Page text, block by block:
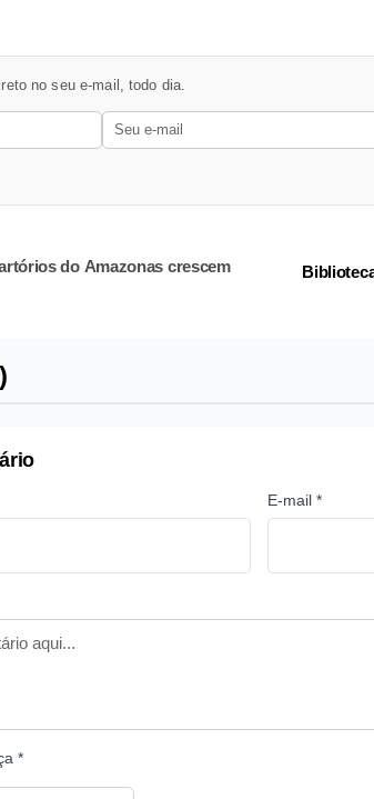
no seu e-mail, todo dia.
do Amazonas crescem
E-mail *
*